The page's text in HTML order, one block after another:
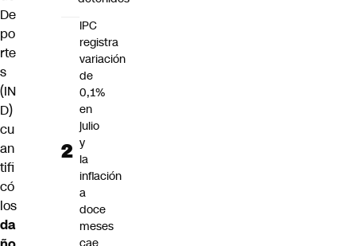
De
po
rte
s
(IN
D)
cu
an
tifi
có
los
da
IPC
registra
variación
de
0,1%
en
julio
y
la
inflación
a
doce
meses
cae